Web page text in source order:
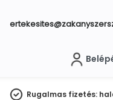
Rugalmas fizetés: